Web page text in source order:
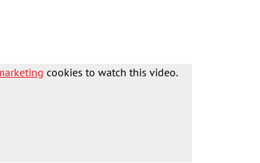
cookies to watch this video.